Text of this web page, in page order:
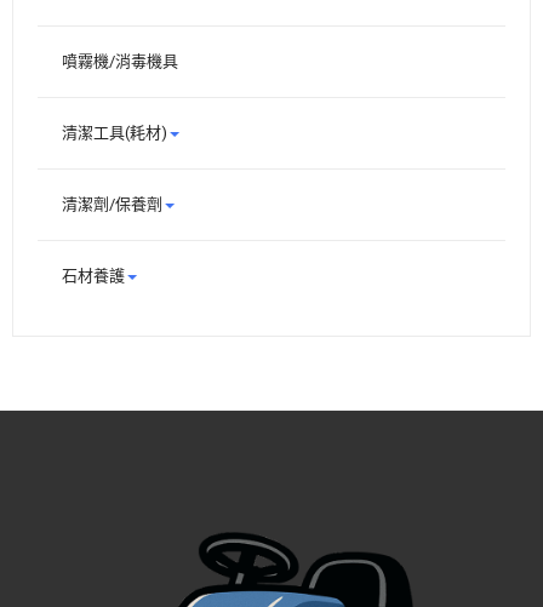
噴霧機/消毒機具
清潔工具(耗材)
清潔劑/保養劑
石材養護